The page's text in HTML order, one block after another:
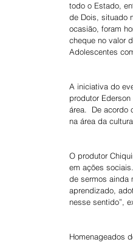
todo o Estado,
de Dois, situado
ocasião, foram
cheque no valor
Adolescentes
A iniciativa do
produtor
área.  De acordo
na área da
O produtor
em ações
de sermos ainda
aprendizado,
nesse sentido”,
Homenageados